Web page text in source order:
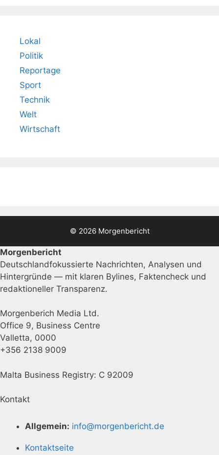
Lokal
Politik
Reportage
Sport
Technik
Welt
Wirtschaft
© 2026 Morgenbericht
Morgenbericht
Deutschlandfokussierte Nachrichten, Analysen und
Hintergründe — mit klaren Bylines, Faktencheck und
redaktioneller Transparenz.
Morgenberich Media Ltd.
Office 9, Business Centre
Valletta, 0000
+356 2138 9009
Malta Business Registry: C 92009
Kontakt
Allgemein: info@morgenbericht.de
Kontaktseite